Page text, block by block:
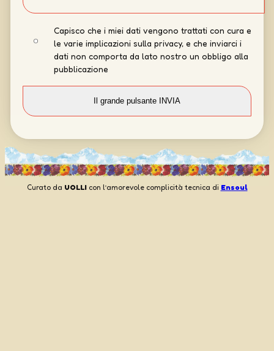
Capisco che i miei dati vengono trattati con cura e
le varie implicazioni sulla privacy, e che inviarci i
dati non comporta da lato nostro un obbligo alla
pubblicazione
Curato da UOLLIcon l’amorevole complicità tecnica di Ensoul